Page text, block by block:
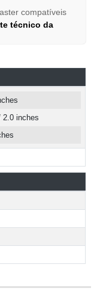
compatíveis
técnico da
2.0 inches